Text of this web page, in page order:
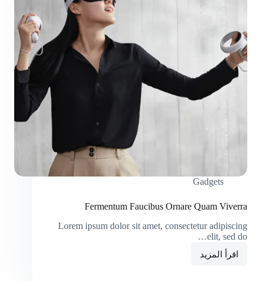
Gadgets
Fermentum Faucibus Ornare Quam Viverra
Lorem ipsum dolor sit amet, consectetur adipiscing
elit, sed do…
اقرأ المزيدFermentum